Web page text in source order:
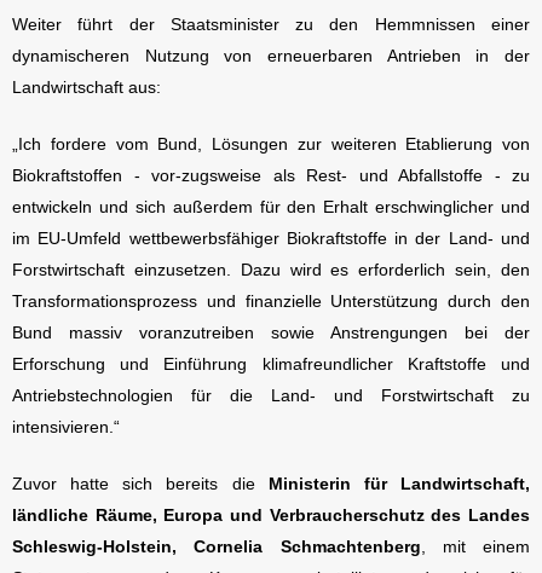
Weiter führt der Staatsminister zu den Hemmnissen einer
dynamischeren Nutzung von erneuerbaren Antrieben in der
Landwirtschaft aus:
„Ich fordere vom Bund, Lösungen zur weiteren Etablierung von
Biokraftstoffen - vor-zugsweise als Rest- und Abfallstoffe - zu
entwickeln und sich außerdem für den Erhalt erschwinglicher und
im EU-Umfeld wettbewerbsfähiger Biokraftstoffe in der Land- und
Forstwirtschaft einzusetzen. Dazu wird es erforderlich sein, den
Transformationsprozess und finanzielle Unterstützung durch den
Bund massiv voranzutreiben sowie Anstrengungen bei der
Erforschung und Einführung klimafreundlicher Kraftstoffe und
Antriebstechnologien für die Land- und Forstwirtschaft zu
intensivieren.“
Zuvor hatte sich bereits die Ministerin für Landwirtschaft,
ländliche Räume, Europa und Verbraucherschutz des Landes
Schleswig-Holstein, Cornelia Schmachtenberg , mit einem